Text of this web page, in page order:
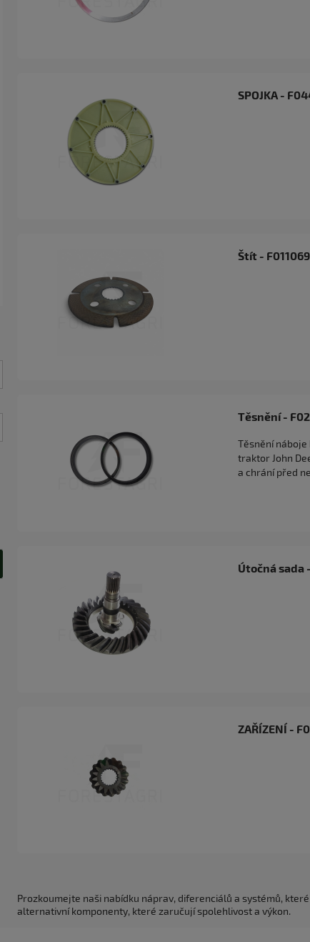
přidat do košíku
SPOJKA -
Štít - F011069
Těsnění -
Těsnění
traktor John
a chrání před
Útočná sada
ZAŘÍZENÍ -
Prozkoumejte naši nabídku náprav, diferenciálů a systémů,
alternativní komponenty, které zaručují spolehlivost a výkon.